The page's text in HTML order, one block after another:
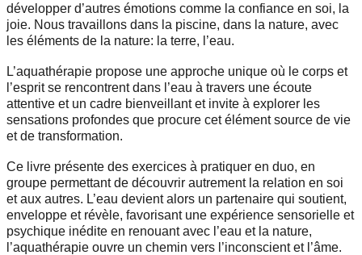
développer d’autres émotions comme la confiance en soi, la
joie. Nous travaillons dans la piscine, dans la nature, avec
les éléments de la nature: la terre, l’eau.
L’aquathérapie propose une approche unique où le corps et
l’esprit se rencontrent dans l’eau à travers une écoute
attentive et un cadre bienveillant et invite à explorer les
sensations profondes que procure cet élément source de vie
et de transformation.
Ce livre présente des exercices à pratiquer en duo, en
groupe permettant de découvrir autrement la relation en soi
et aux autres. L’eau devient alors un partenaire qui soutient,
enveloppe et révèle, favorisant une expérience sensorielle et
psychique inédite en renouant avec l’eau et la nature,
l’aquathérapie ouvre un chemin vers l’inconscient et l’âme.